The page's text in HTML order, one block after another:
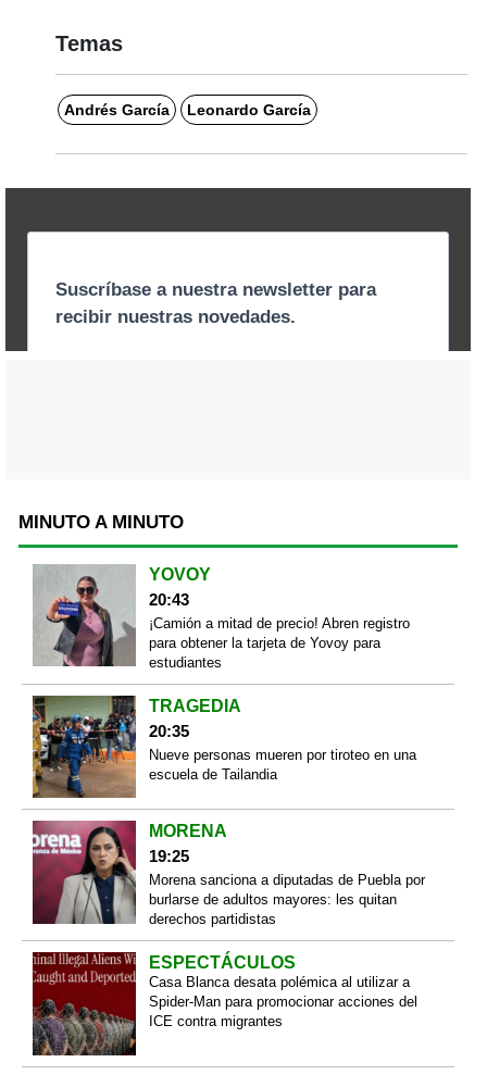
Temas
Andrés García Leonardo García
MINUTO A MINUTO
YOVOY
20:43
¡Camión a mitad de precio! Abren registro
para obtener la tarjeta de Yovoy para
estudiantes
TRAGEDIA
20:35
Nueve personas mueren por tiroteo en una
escuela de Tailandia
MORENA
19:25
Morena sanciona a diputadas de Puebla por
burlarse de adultos mayores: les quitan
derechos partidistas
ESPECTÁCULOS
Casa Blanca desata polémica al utilizar a
Spider-Man para promocionar acciones del
ICE contra migrantes